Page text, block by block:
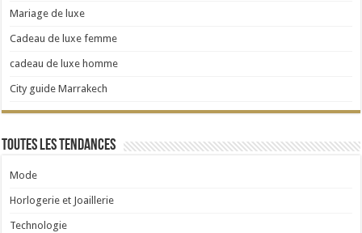
Mariage de luxe
Cadeau de luxe femme
cadeau de luxe homme
City guide Marrakech
Toutes les tendances
Mode
Horlogerie et Joaillerie
Technologie